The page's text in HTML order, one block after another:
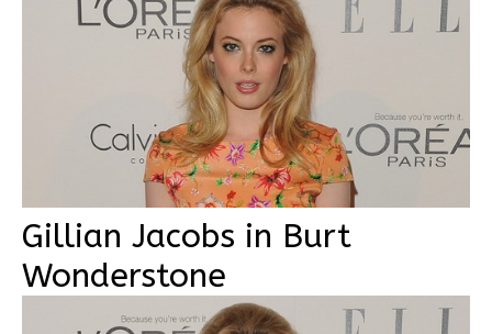
Gillian Jacobs in Burt
Wonderstone